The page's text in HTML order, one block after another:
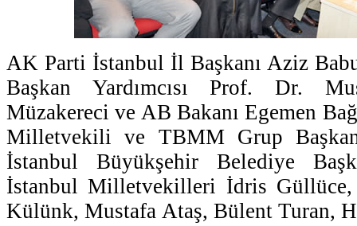
AK Parti İstanbul İl Başkanı Aziz
Başkan Yardımcısı Prof. Dr.
Müzakereci ve AB Bakanı Egemen
Milletvekili ve TBMM Grup
İstanbul Büyükşehir Belediye
İstanbul Milletvekilleri İdris
Külünk, Mustafa Ataş, Bülent Turan,